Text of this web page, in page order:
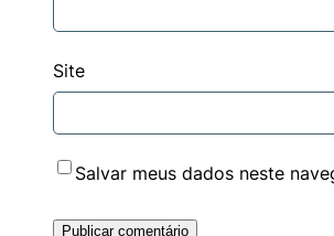
Site
Salvar meus dados neste